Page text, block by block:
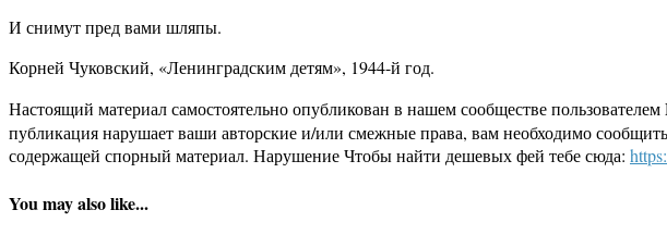
И снимут пред вами шляпы.
Корней Чуковский, «Ленинградским детям», 1944-й год.
Настоящий материал самостоятельно опубликован в нашем сообществе пользователем
публикация нарушает ваши авторские и/или смежные права, вам необходимо
содержащей спорный материал. Нарушение Чтобы найти дешевых фей тебе сюда:
You may also like...